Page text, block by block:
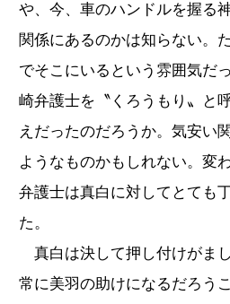
や、今、車のハンドルを握る
関係にあるのかは知らない。
でそこにいるという雰囲気だ
崎弁護士を〝くろうもり〟と
えだったのだろうか。気安い
ようなものかもしれない。変
弁護士は真白に対してとても
た。
真白は決して押し付けがま
常に美羽の助けになるだろう